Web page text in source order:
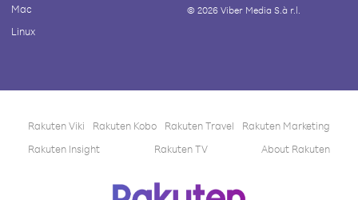
Mac
Linux
© 2026Viber Media S.à r.l.
Rakuten Viki Rakuten Kobo Rakuten Travel
Rakuten Marketing
Rakuten Insight
Rakuten TV About Rakuten